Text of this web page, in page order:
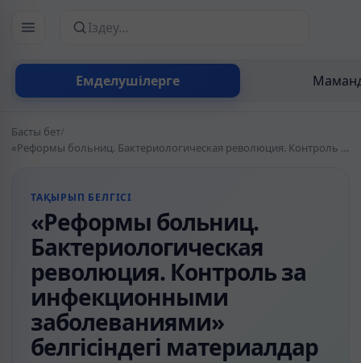
Емделушілерге
Сайттан іздеу
Басты бет/
«Реформы больниц. Бактериологическая революция. Контроль за инфекционными заболеваниями» белгісіндегі материалдар
ТАҚЫРЫП БЕЛГІСІ
«Реформы больниц.
Бактериологическая
революция. Контроль за
инфекционными
заболеваниями»
белгісіндегі материалдар